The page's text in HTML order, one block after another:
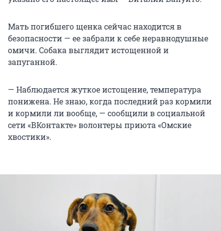
Мать погибшего щенка сейчас находится в
безопасности — ее забрали к себе неравнодушные
омичи. Собака выглядит истощенной и
запуганной.
— Наблюдается жуткое истощение, температура
понижена. Не знаю, когда последний раз кормили
и кормили ли вообще, — сообщили в социальной
сети «ВКонтакте» волонтеры приюта «Омские
хвостики».